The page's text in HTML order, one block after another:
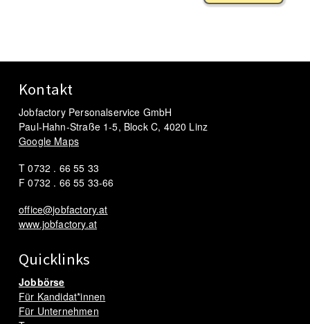
Kontakt
Jobfactory Personalservice GmbH
Paul-Hahn-Straße 1-5, Block C, 4020 Linz
Google Maps
T 0732 . 66 55 33
F 0732 . 66 55 33-66
office@jobfactory.at
www.jobfactory.at
Quicklinks
Jobbörse
Für Kandidat*innen
Für Unternehmen